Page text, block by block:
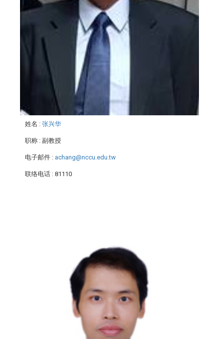
姓名 : 张兴华
职称 : 副教授
电子邮件 : achang@nccu.edu.tw
联络电话 : 81110